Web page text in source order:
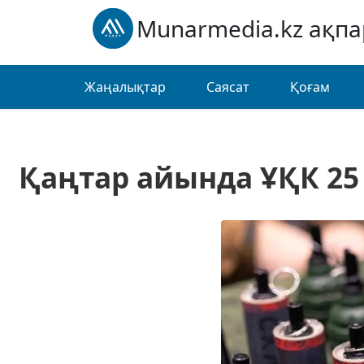
Munarmedia.kz
Жаңалықтар Саясат Қоғам
Қаңтар айында ҰҚК 25